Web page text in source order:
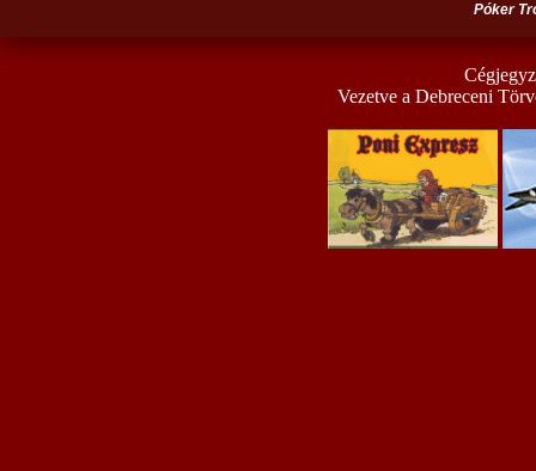
Póker
Vezetve a Debreceni